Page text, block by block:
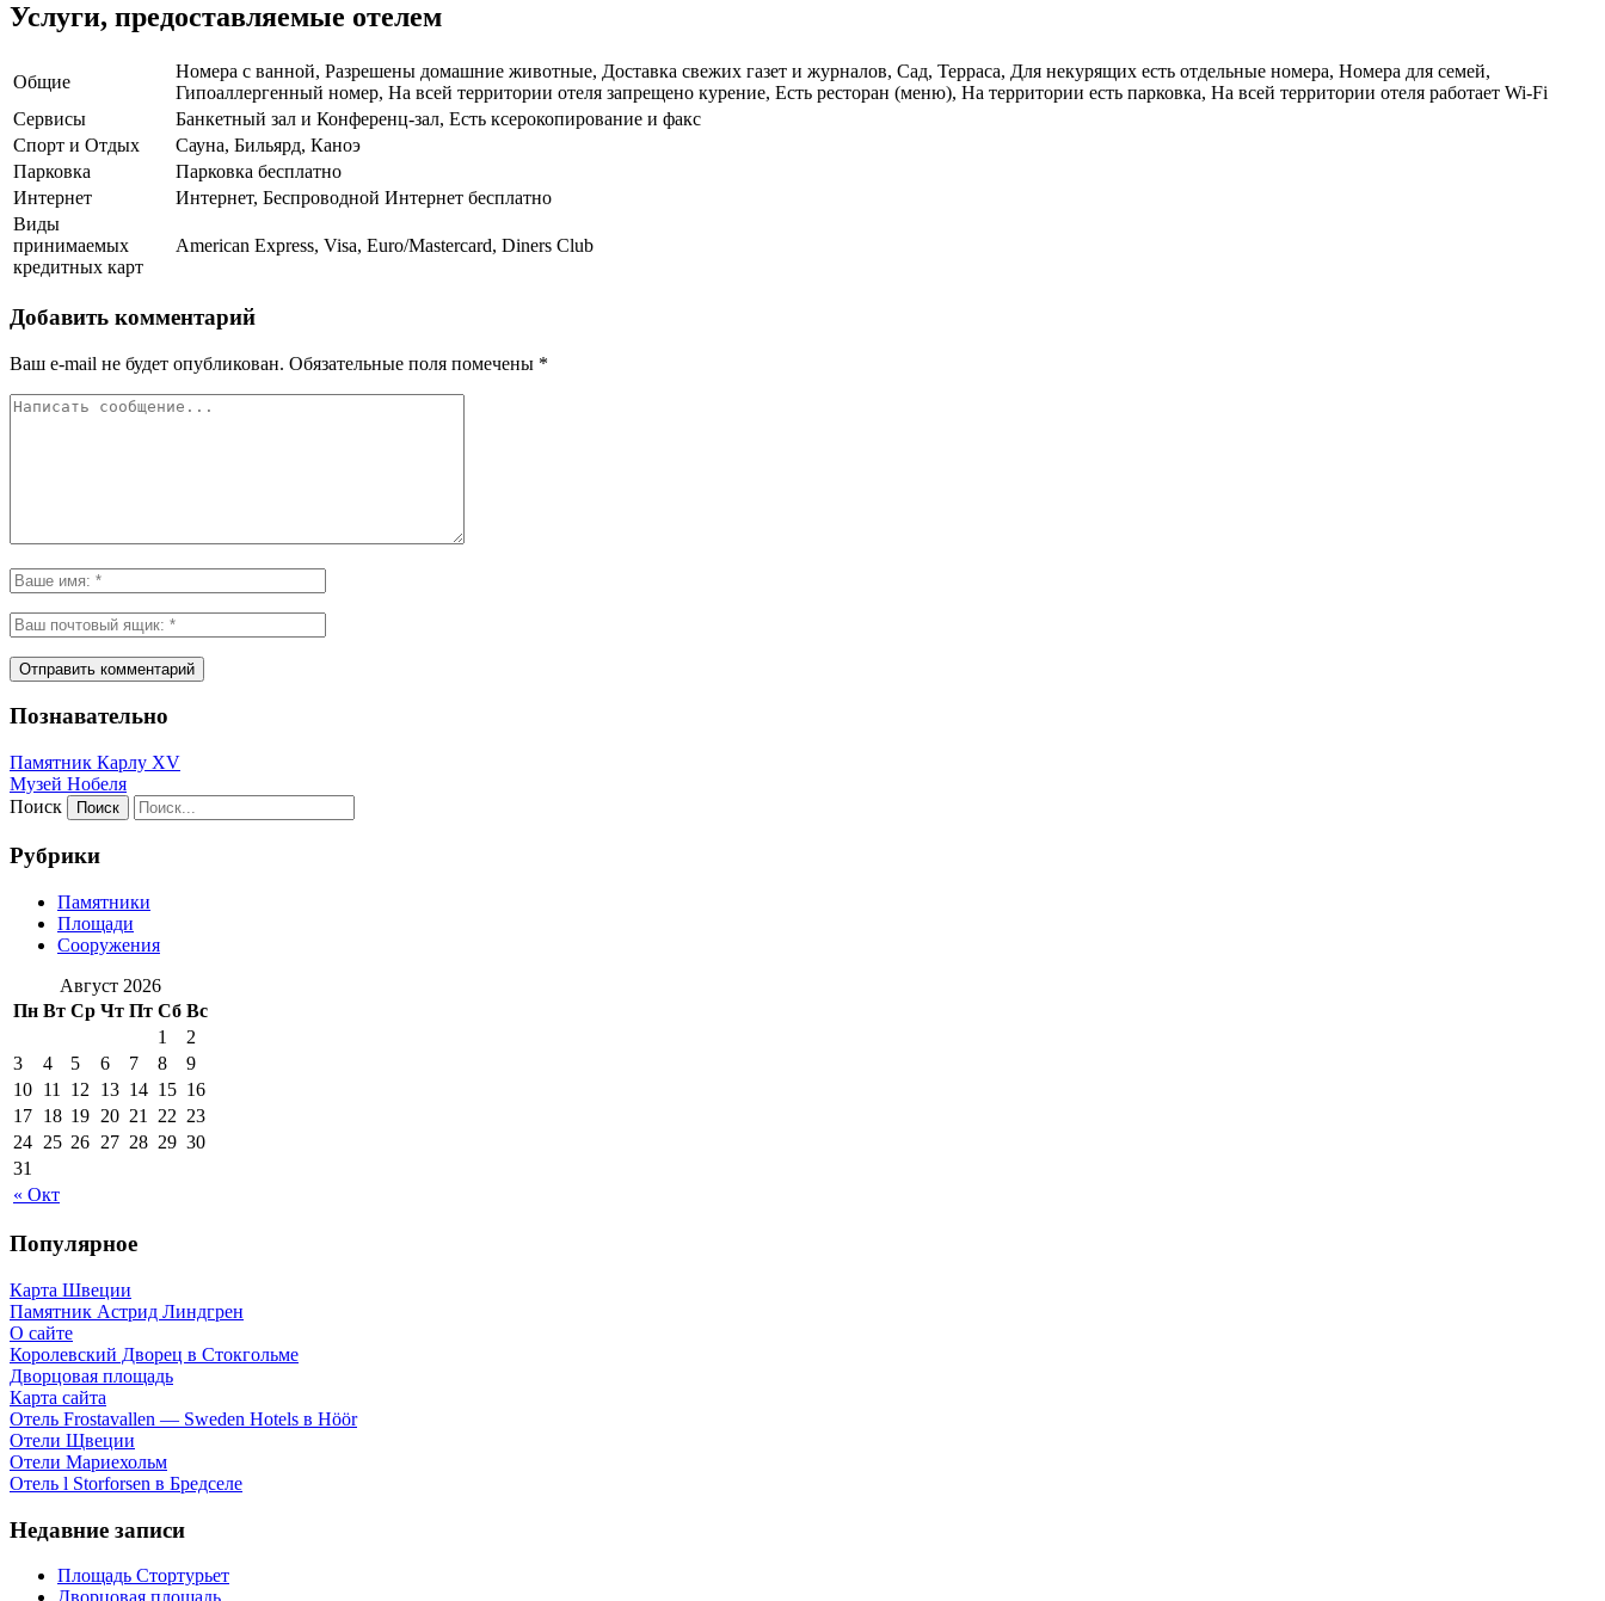
Услуги, предоставляемые отелем
Общие
Номера с ванной, Разрешены домашние животные, Доставка свежих газет и журналов, Сад, Терраса, Для некурящих есть отдельные номера, Номера для семей,
Гипоаллергенный номер, На всей территории отеля запрещено курение, Есть ресторан (меню), На территории есть парковка, На всей территории отеля работает Wi-Fi
Сервисы
Банкетный зал и Конференц-зал, Есть ксерокопирование и факс
Спорт и Отдых
Сауна, Бильярд, Каноэ
Парковка
Парковка бесплатно
Интернет
Интернет, Беспроводной Интернет бесплатно
Виды
принимаемых
кредитных карт
American Express, Visa, Euro/Mastercard, Diners Club
Добавить комментарий
Ваш e-mail не будет опубликован. Обязательные поля помечены *
Познавательно
Памятник Карлу XV
Музей Нобеля
Поиск
Рубрики
Памятники
Площади
Сооружения
Август 2026
Пн Вт Ср Чт Пт Сб Вс
« Окт
1
2
3
4 5 6 7 8
9
10 11 12 13 14 15 16
17 18 19 20 21 22 23
24 25 26 27 28 29 30
31
Популярное
Карта Швеции
Памятник Астрид Линдгрен
О сайте
Королевский Дворец в Стокгольме
Дворцовая площадь
Карта сайта
Отель Frostavallen — Sweden Hotels в Höör
Отели Щвеции
Отели Мариехольм
Отель l Storforsen в Бредселе
Недавние записи
Площадь Стортурьет